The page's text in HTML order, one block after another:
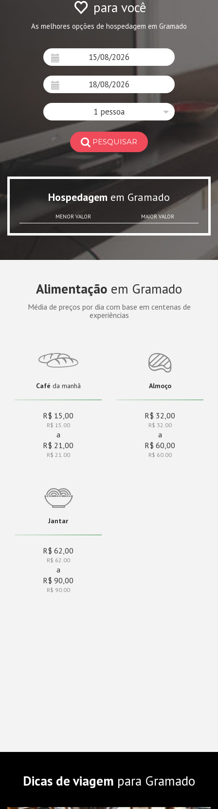
para você
As melhores opções de hospedagem em Gramado
1 pessoa
PESQUISAR
Hospedagem em Gramado
MENOR VALOR MAIOR VALOR
Alimentação em Gramado
Média de preços por dia com base em centenas de
experiências
Café da manhã
R$ 15,00
R$ 15.00
a
R$ 21,00
R$ 21.00
Almoço
R$ 32,00
R$ 32.00
a
R$ 60,00
R$ 60.00
Jantar
R$ 62,00
R$ 62.00
a
R$ 90,00
R$ 90.00
Dicas de viagem para Gramado